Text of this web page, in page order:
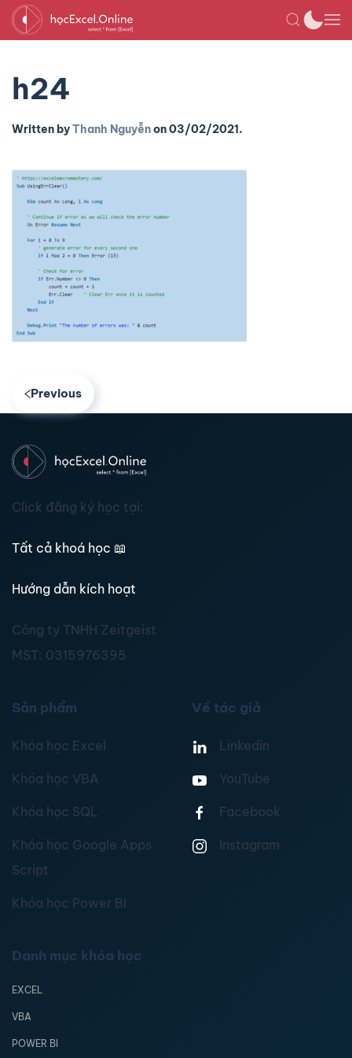
h24
Written byThanh Nguyễnon03/02/2021.
Previous
Click đăng ký học tại:
Tất cả khoá học 📖
Hướng dẫn kích hoạt
Công ty TNHH Zeitgeist
MST: 0315976395
Sản phẩm
Khóa học Excel
Khóa học VBA
Khóa học SQL
Khóa học Google Apps
Script
Khóa học Power BI
Về tác giả
Linkedin
YouTube
Facebook
Instagram
Danh mục khóa học
EXCEL
VBA
POWER BI